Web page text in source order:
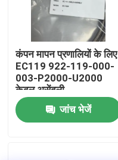
हमारे बारे में
कारखाना भ्रमण
गुणवत्ता नियंत्रण
कंपन मापन प्रणालियों के लिए
EC119 922-119-000-
003-P2000-U2000
केबल असेंबली
जांच भेजें